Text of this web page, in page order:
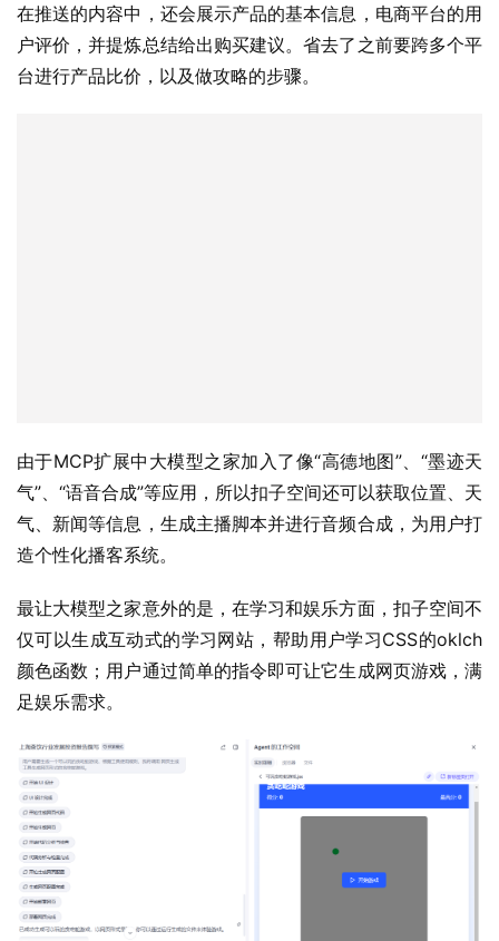
在推送的内容中，还会展示产品的基本信息，电商平台的用
户评价，并提炼总结给出购买建议。省去了之前要跨多个平
台进行产品比价，以及做攻略的步骤。
由于MCP扩展中大模型之家加入了像“高德地图”、“墨迹天
气”、“语音合成”等应用，所以扣子空间还可以获取位置、天
气、新闻等信息，生成主播脚本并进行音频合成，为用户打
造个性化播客系统。
最让大模型之家意外的是，在学习和娱乐方面，扣子空间不
仅可以生成互动式的学习网站，帮助用户学习CSS的oklch
颜色函数；用户通过简单的指令即可让它生成网页游戏，满
足娱乐需求。